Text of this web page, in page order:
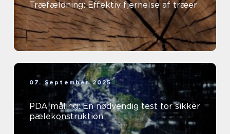
Træfældning: Effektiv fjernelse af træer
07. September 2025
PDA måling: En nødvendig test for sikker
pælekonstruktion